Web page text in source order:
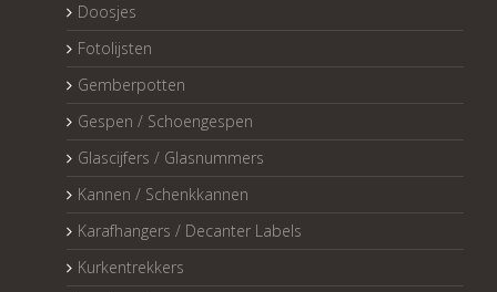
Doosjes
Fotolijsten
Gemberpotten
Gespen / Schoengespen
Glascijfers / Glasnummers
Kannen / Schenkkannen
Karafhangers / Decanter Labels
Kurkentrekkers